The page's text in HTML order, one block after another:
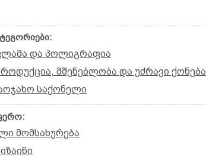
და პოლიგრაფია
მშენებლობა და უძრავი ქონება
საქონელი
მომსახურება